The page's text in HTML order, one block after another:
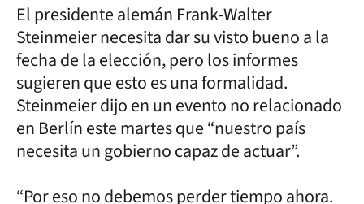
El presidente alemán Frank-Walter
Steinmeier necesita dar su visto bueno a la
fecha de la elección, pero los informes
sugieren que esto es una formalidad.
Steinmeier dijo en un evento no relacionado
en Berlín este martes que “nuestro país
necesita un gobierno capaz de actuar”.
“Por eso no debemos perder tiempo ahora.